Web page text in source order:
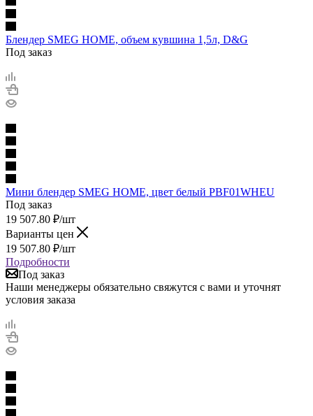
Блендер SMEG HOME, объем кувшина 1,5л, D&G
Под заказ
Мини блендер SMEG HOME, цвет белый PBF01WHEU
Под заказ
19 507.80 ₽/шт
Варианты цен
19 507.80 ₽/шт
Подробности
Под заказ
Наши менеджеры обязательно свяжутся с вами и уточнят
условия заказа